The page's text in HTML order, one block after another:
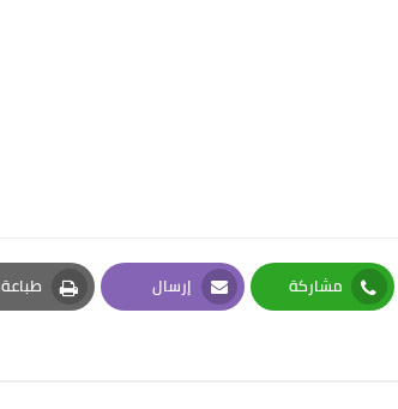
مشاركة
Whatsapp
إرسال
Email
طباعة
Print